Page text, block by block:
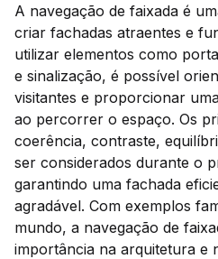
A navegação de faixada é
criar fachadas atraentes e
utilizar elementos como
e sinalização, é possível
visitantes e proporcionar
ao percorrer o espaço. Os
coerência, contraste,
ser considerados durante o
garantindo uma fachada
agradável. Com exemplos
mundo, a navegação de
importância na arquitetura e